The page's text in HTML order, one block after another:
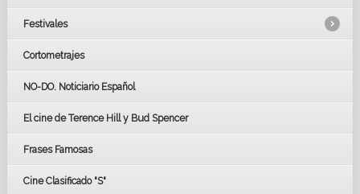
Festivales
LOS OSCARS
GOYAS
BAFTA
Cortometrajes
NO-DO. Noticiario Español
El cine de Terence Hill y Bud Spencer
Frases Famosas
Cine Clasificado "S"